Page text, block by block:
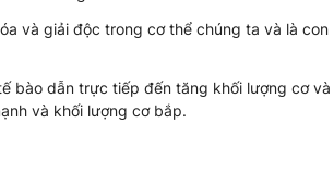
và giải độc trong cơ thể chúng ta và là con
bào dẫn trực tiếp đến tăng khối lượng cơ và
và khối lượng cơ bắp.